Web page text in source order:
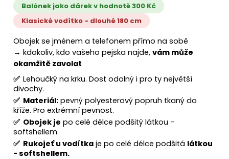
Balónek jako dárek v hodnotě 300 Kč
Klasické vodítko - dlouhé 180 cm
Obojek se jménem a telefonem přímo na sobě
→ kdokoliv, kdo vašeho pejska najde, vám může
okamžitě zavolat
✅ Lehoučký na krku. Dost odolný i pro ty největší
divochy.
✅ Materiál: pevný polyesterový popruh tkaný do
kříže. Pro extrémní pevnost.
✅ Obojek je po celé délce podšitý látkou -
softshellem.
✅ Rukojeť u vodítka je po celé délce podšitá látkou
- softshellem.
D
o
p
o
u
č
u
e
m
e